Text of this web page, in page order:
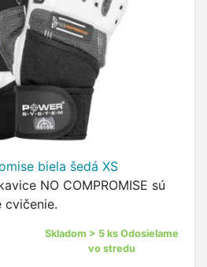
biela šedá XS
NO COMPROMISE sú
cvičenie.
Skladom > 5 ks Odosielame
vo stredu